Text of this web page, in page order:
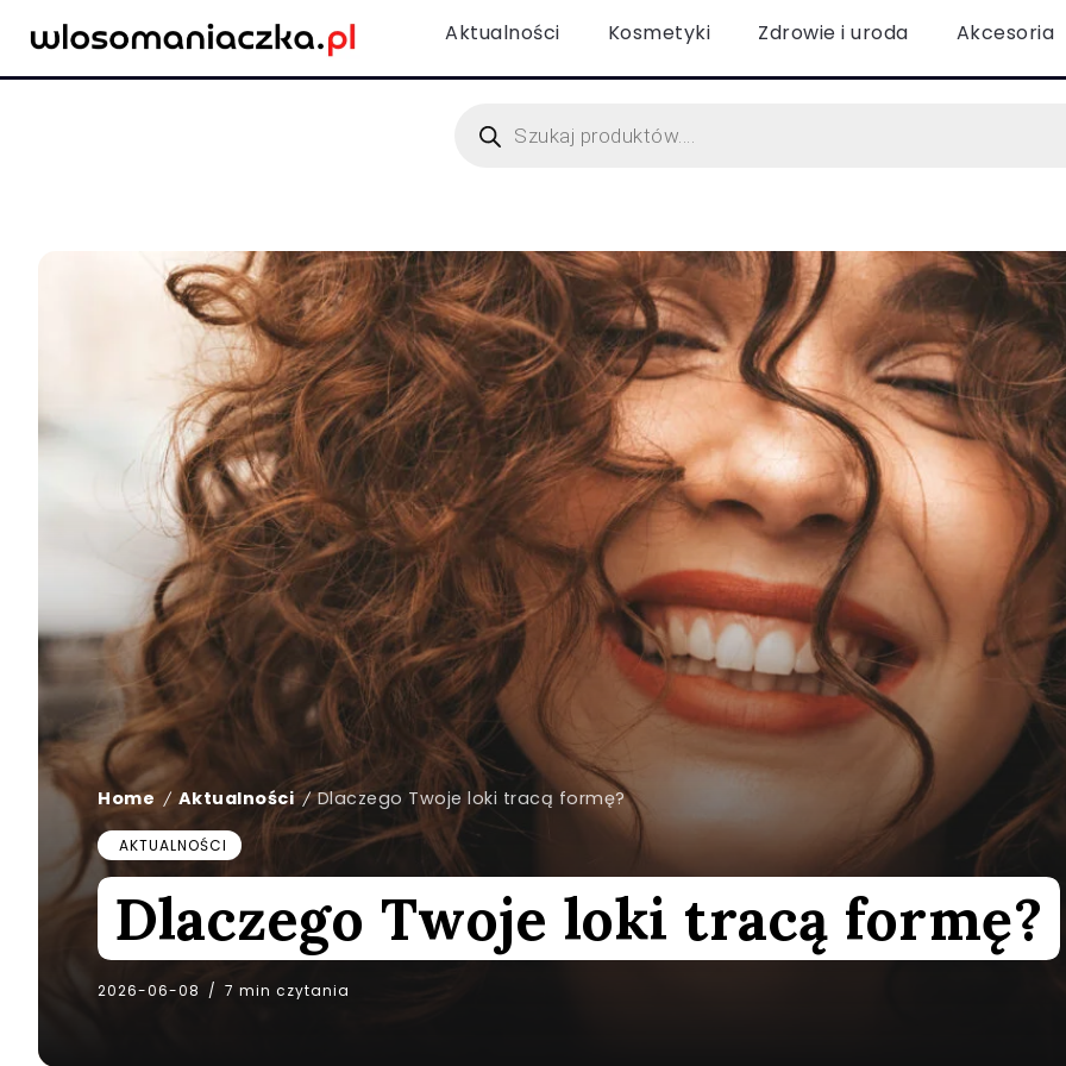
Aktualności Kosmetyki Zdrowie i uroda Akcesoria
Home / Aktualności / Dlaczego Twoje loki tracą formę?
AKTUALNOŚCI
Dlaczego Twoje loki tracą formę?
2026-06-08 7 min czytania